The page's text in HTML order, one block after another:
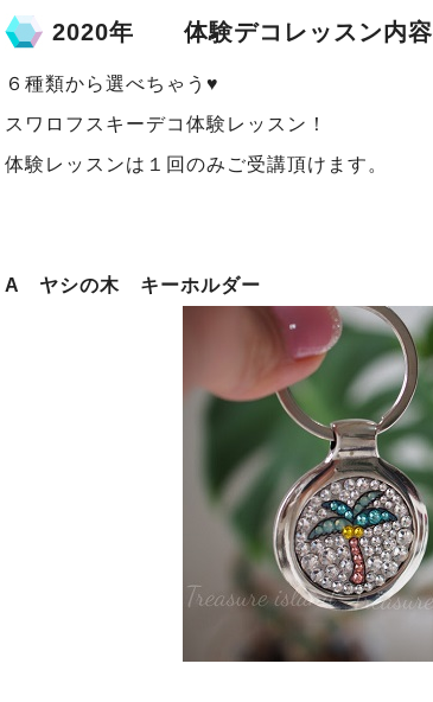
2020年 体験デコレッスン内容
６種類から選べちゃう♥
スワロフスキーデコ体験レッスン！
体験レッスンは１回のみご受講頂けます。
A ヤシの木 キーホルダー